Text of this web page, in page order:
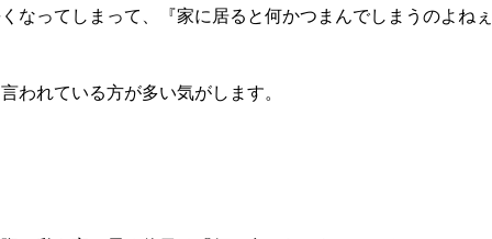
なってしまって、『家に居ると何かつまんでしまうのよね
われている方が多い気がします。